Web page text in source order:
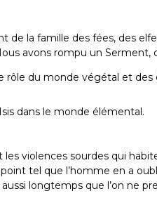
de la famille des fées, des
avons rompu un
rôle du monde végétal et des
dans le monde élémental.
violences sourdes qui
tel que l’homme en a
longtemps que l’on ne